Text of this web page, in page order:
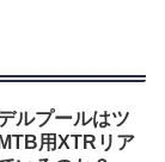
ルプールはツ
用XTRリア